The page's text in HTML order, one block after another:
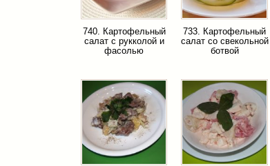
740. Картофельный
салат с рукколой и
фасолью
733. Картофельный
салат со свекольной
ботвой